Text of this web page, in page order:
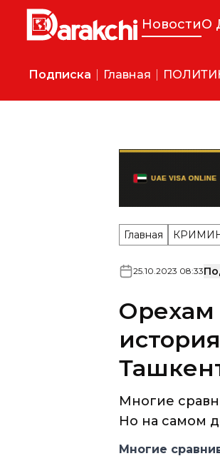
НовостиО
Подписка Главная
Главная
Орехам
Многие
Но на самом
Многие
самом деле
своего
постоянному